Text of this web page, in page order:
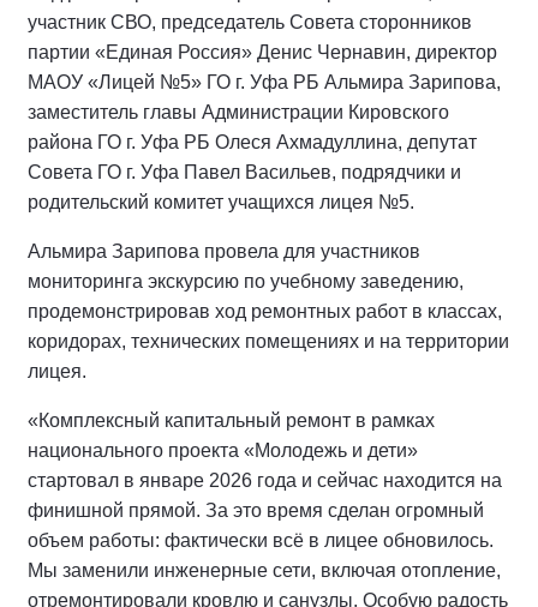
участник СВО, председатель Совета сторонников
партии «Единая Россия» Денис Чернавин, директор
МАОУ «Лицей №5» ГО г. Уфа РБ Альмира Зарипова,
заместитель главы Администрации Кировского
района ГО г. Уфа РБ Олеся Ахмадуллина, депутат
Совета ГО г. Уфа Павел Васильев, подрядчики и
родительский комитет учащихся лицея №5.
Альмира Зарипова провела для участников
мониторинга экскурсию по учебному заведению,
продемонстрировав ход ремонтных работ в классах,
коридорах, технических помещениях и на территории
лицея.
«Комплексный капитальный ремонт в рамках
национального проекта «Молодежь и дети»
стартовал в январе 2026 года и сейчас находится на
финишной прямой. За это время сделан огромный
объем работы: фактически всё в лицее обновилось.
Мы заменили инженерные сети, включая отопление,
отремонтировали кровлю и санузлы. Особую радость